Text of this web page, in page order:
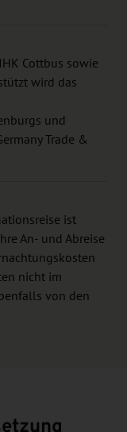
Cottbus sowie
wird das
und
Trade &
ist
An- und Abreise
nicht im
von den